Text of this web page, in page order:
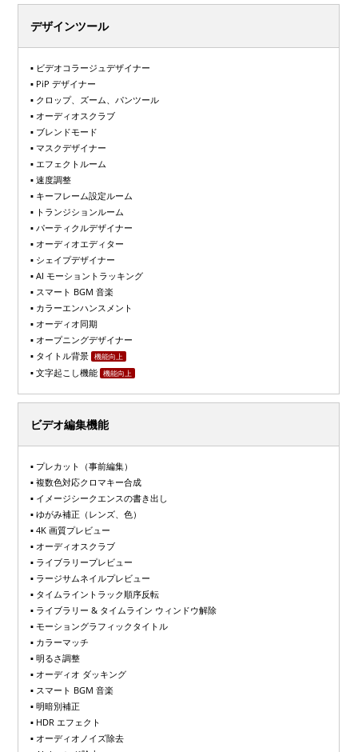
デザインツール
▪ ビデオコラージュデザイナー
▪ PiP デザイナー
▪ クロップ、ズーム、パンツール
▪ オーディオスクラブ
▪ ブレンドモード
▪ マスクデザイナー
▪ エフェクトルーム
▪ 速度調整
▪ キーフレーム設定ルーム
▪ トランジションルーム
▪ パーティクルデザイナー
▪ オーディオエディター
▪ シェイプデザイナー
▪ AI モーショントラッキング
▪ スマート BGM 音楽
▪ カラーエンハンスメント
▪ オーディオ同期
▪ オープニングデザイナー
▪ タイトル背景 機能向上
▪ 文字起こし機能 機能向上
ビデオ編集機能
▪ プレカット（事前編集）
▪ 複数色対応クロマキー合成
▪ イメージシークエンスの書き出し
▪ ゆがみ補正（レンズ、色）
▪ 4K 画質プレビュー
▪ オーディオスクラブ
▪ ライブラリープレビュー
▪ ラージサムネイルプレビュー
▪ タイムライントラック順序反転
▪ ライブラリー & タイムライン ウィンドウ解除
▪ モーショングラフィックタイトル
▪ カラーマッチ
▪ 明るさ調整
▪ オーディオ ダッキング
▪ スマート BGM 音楽
▪ 明暗別補正
▪ HDR エフェクト
▪ オーディオノイズ除去